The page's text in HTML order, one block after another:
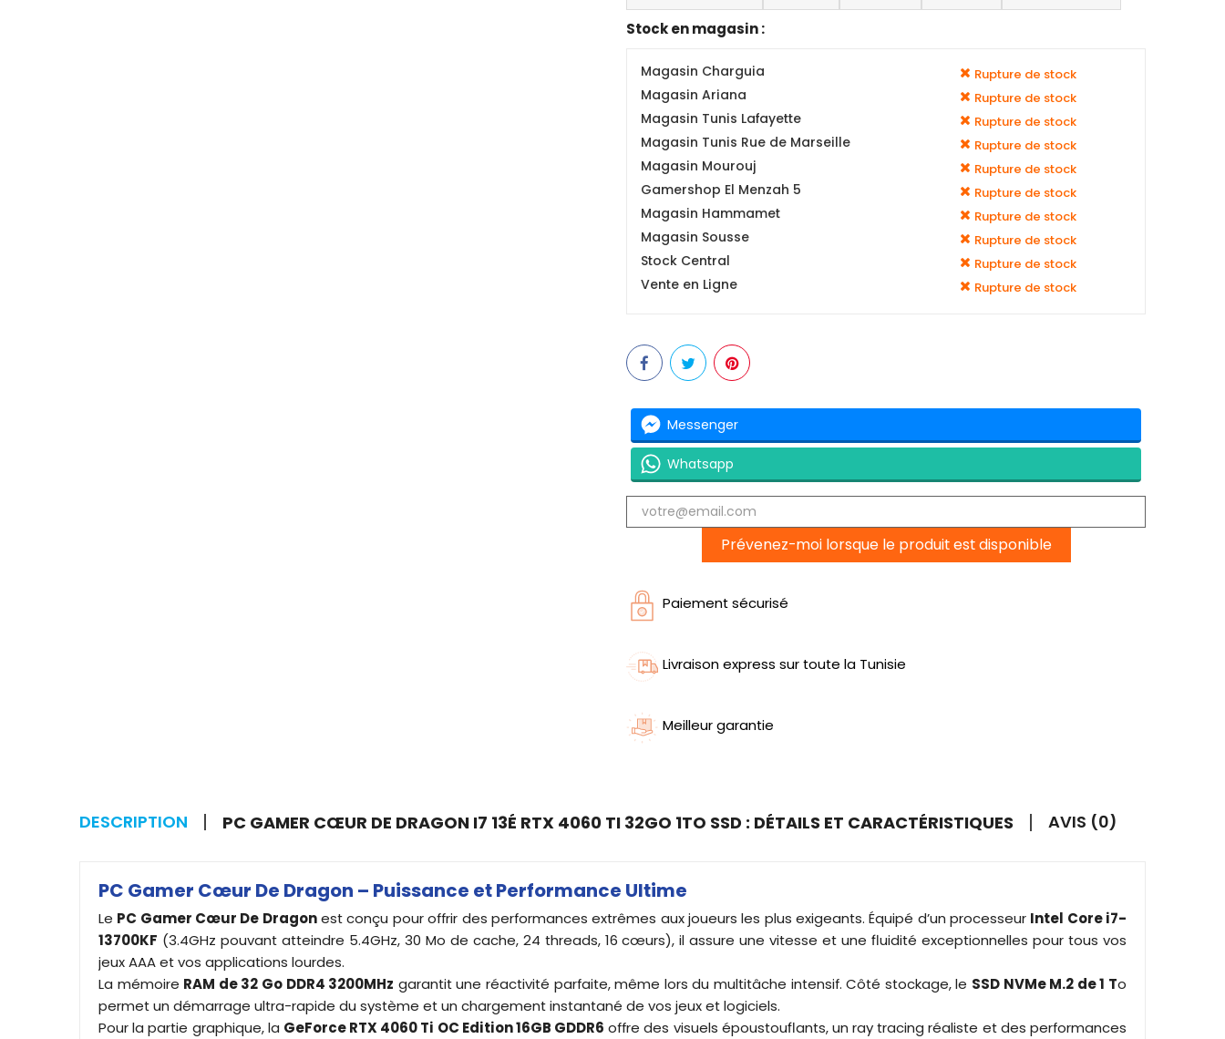
Stock en magasin :
Magasin Charguia Rupture de stock
Magasin Ariana Rupture de stock
Magasin Tunis Lafayette Rupture de stock
Magasin Tunis Rue de Marseille Rupture de stock
Magasin Mourouj Rupture de stock
Gamershop El Menzah 5 Rupture de stock
Magasin Hammamet Rupture de stock
Magasin Sousse Rupture de stock
Stock Central Rupture de stock
Vente en Ligne Rupture de stock
Messenger
Whatsapp
Prévenez-moi lorsque le produit est disponible
Paiement sécurisé
Livraison express sur toute la Tunisie
Meilleur garantie
DESCRIPTION PC GAMER CŒUR DE DRAGON I7 13É RTX 4060 TI 32GO 1TO SSD : DÉTAILS ET CARACTÉRISTIQUES AVIS (0)
PC Gamer Cœur De Dragon – Puissance et Performance Ultime
Le PC Gamer Cœur De Dragonest conçu pour offrir des performances extrêmes aux joueurs les plus exigeants. Équipé d’un processeur Intel Core i7-
13700KF (3.4GHz pouvant atteindre 5.4GHz, 30 Mo de cache, 24 threads, 16 cœurs), il assure une vitesse et une fluidité exceptionnelles pour tous vos
jeux AAA et vos applications lourdes.
La mémoire RAM de 32 Go DDR4 3200MHz garantit une réactivité parfaite, même lors du multitâche intensif. Côté stockage, le SSD NVMe M.2 de 1 To
permet un démarrage ultra-rapide du système et un chargement instantané de vos jeux et logiciels.
Pour la partie graphique, la GeForce RTX 4060 Ti OC Edition 16GB GDDR6 offre des visuels époustouflants, un ray tracing réaliste et des performances